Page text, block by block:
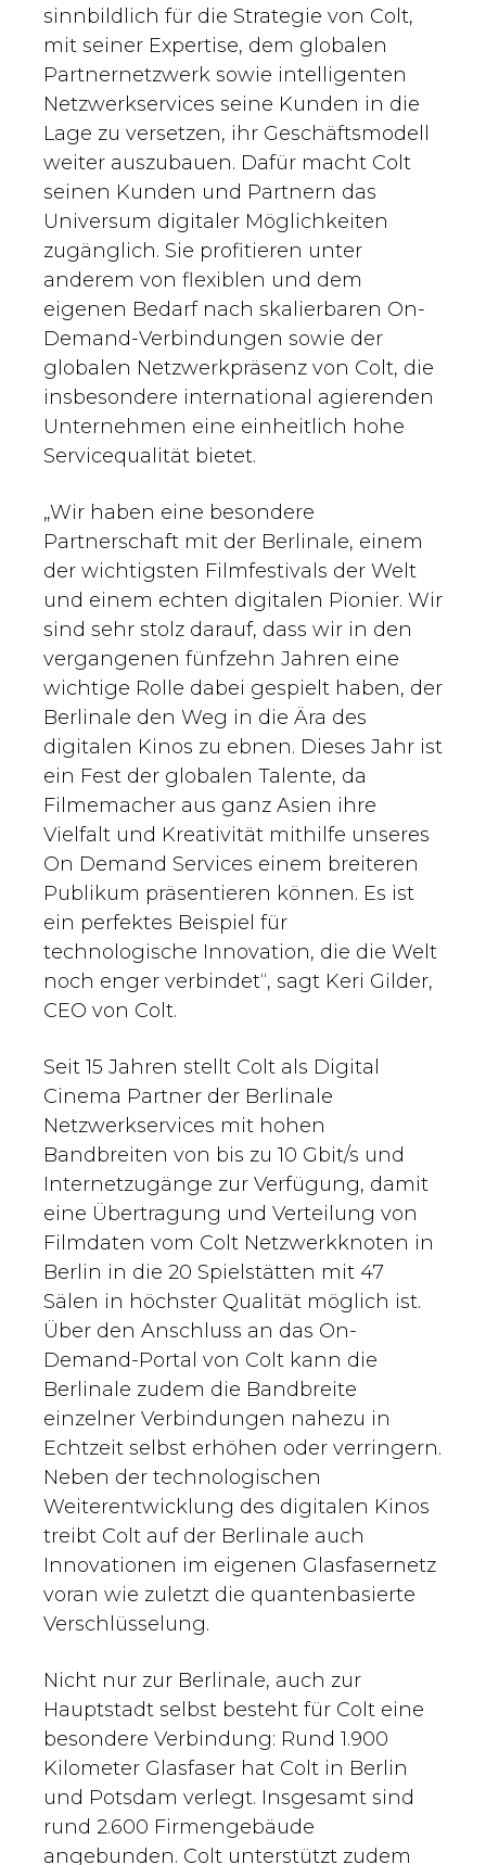
sinnbildlich für die Strategie von Colt,
mit seiner Expertise, dem globalen
Partnernetzwerk sowie intelligenten
Netzwerkservices seine Kunden in die
Lage zu versetzen, ihr Geschäftsmodell
weiter auszubauen. Dafür macht Colt
seinen Kunden und Partnern das
Universum digitaler Möglichkeiten
zugänglich. Sie profitieren unter
anderem von flexiblen und dem
eigenen Bedarf nach skalierbaren On-
Demand-Verbindungen sowie der
globalen Netzwerkpräsenz von Colt, die
insbesondere international agierenden
Unternehmen eine einheitlich hohe
Servicequalität bietet.
„Wir haben eine besondere
Partnerschaft mit der Berlinale, einem
der wichtigsten Filmfestivals der Welt
und einem echten digitalen Pionier. Wir
sind sehr stolz darauf, dass wir in den
vergangenen fünfzehn Jahren eine
wichtige Rolle dabei gespielt haben, der
Berlinale den Weg in die Ära des
digitalen Kinos zu ebnen. Dieses Jahr ist
ein Fest der globalen Talente, da
Filmemacher aus ganz Asien ihre
Vielfalt und Kreativität mithilfe unseres
On Demand Services einem breiteren
Publikum präsentieren können. Es ist
ein perfektes Beispiel für
technologische Innovation, die die Welt
noch enger verbindet“, sagt Keri Gilder,
CEO von Colt.
Seit 15 Jahren stellt Colt als Digital
Cinema Partner der Berlinale
Netzwerkservices mit hohen
Bandbreiten von bis zu 10 Gbit/s und
Internetzugänge zur Verfügung, damit
eine Übertragung und Verteilung von
Filmdaten vom Colt Netzwerkknoten in
Berlin in die 20 Spielstätten mit 47
Sälen in höchster Qualität möglich ist.
Über den Anschluss an das On-
Demand-Portal von Colt kann die
Berlinale zudem die Bandbreite
einzelner Verbindungen nahezu in
Echtzeit selbst erhöhen oder verringern.
Neben der technologischen
Weiterentwicklung des digitalen Kinos
treibt Colt auf der Berlinale auch
Innovationen im eigenen Glasfasernetz
voran wie zuletzt die quantenbasierte
Verschlüsselung.
Nicht nur zur Berlinale, auch zur
Hauptstadt selbst besteht für Colt eine
besondere Verbindung: Rund 1.900
Kilometer Glasfaser hat Colt in Berlin
und Potsdam verlegt. Insgesamt sind
rund 2.600 Firmengebäude
angebunden. Colt unterstützt zudem